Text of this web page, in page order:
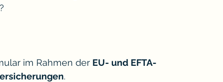
im Rahmen der EU- und EFTA-
.